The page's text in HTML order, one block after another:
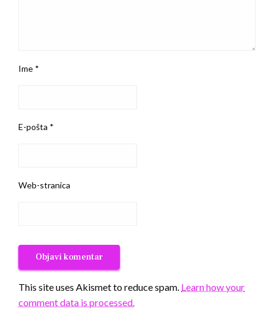
Ime *
E-pošta *
Web-stranica
This site uses Akismet to reduce spam. Learn how your
comment data is processed.